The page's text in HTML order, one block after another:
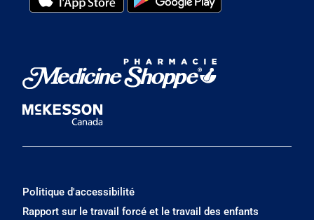
Politique d'accessibilité
Rapport sur le travail forcé et le travail des enfants